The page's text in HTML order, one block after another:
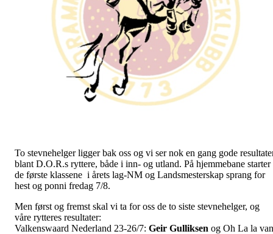
To stevnehelger ligger bak oss og vi ser nok en gang gode
blant D.O.R.s ryttere, både i inn- og utland. På hjemmebane starter
de første klassene i årets lag-NM og Landsmesterskap sprang for
hest og ponni fredag 7/8.
Men først og fremst skal vi ta for oss de to siste stevnehelger, og
våre rytteres resultater:
Valkenswaard Nederland 23-26/7: Geir Gulliksen og Oh La la van